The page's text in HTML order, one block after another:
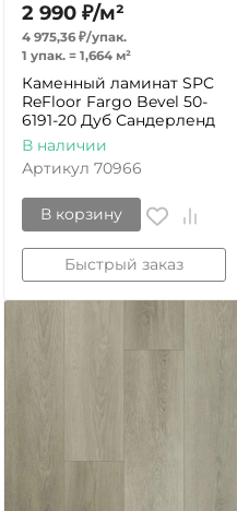
2 990 ₽/м²
4 975,36 ₽/упак.
1 упак. = 1,664 м²
Каменный ламинат SPC
ReFloor Fargo Bevel 50-
6191-20 Дуб Сандерленд
В наличии
Артикул 70966
В корзину
Быстрый заказ